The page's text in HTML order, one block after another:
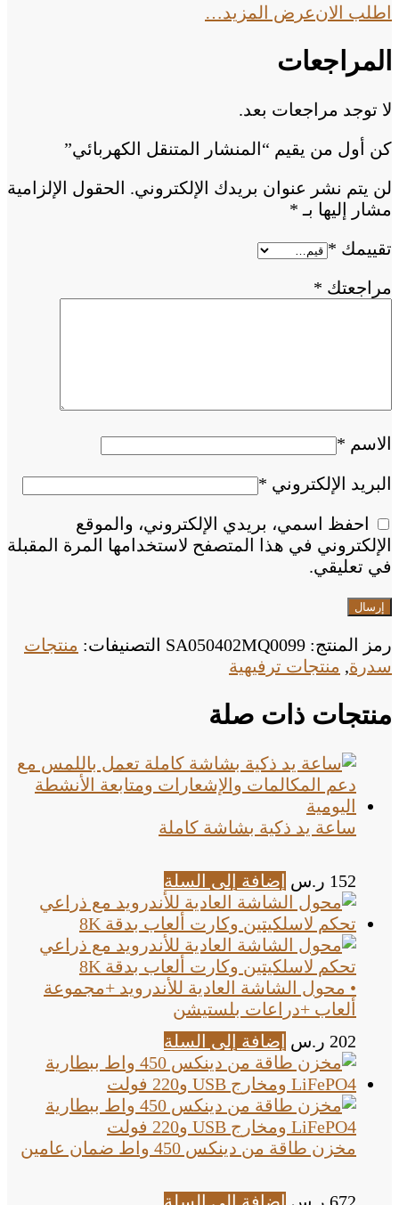
اطلب الانعرض المزيد…
المراجعات
لا توجد مراجعات بعد.
كن أول من يقيم “المنشار المتنقل الكهربائي”
لن يتم نشر عنوان بريدك الإلكتروني. الحقول الإلزامية
مشار إليها بـ *
تقييمك *
مراجعتك *
الاسم *
البريد الإلكتروني *
احفظ اسمي، بريدي الإلكتروني، والموقع
الإلكتروني في هذا المتصفح لاستخدامها المرة المقبلة
في تعليقي.
رمز المنتج: SA050402MQ0099 التصنيفات: منتجات
سدرة, منتجات ترفيهية
منتجات ذات صلة
ساعة يد ذكية بشاشة كاملة
152 ر.س إضافة إلى السلة
• محول الشاشة العادية للأندرويد +مجموعة
ألعاب +دراعات بلستيشن
202 ر.س إضافة إلى السلة
مخزن طاقة من دينكس 450 واط ضمان عامين
672 ر.س إضافة إلى السلة